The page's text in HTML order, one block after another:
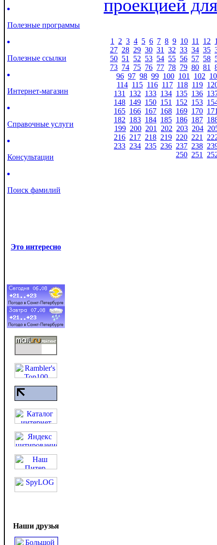
Полезные программы
Полезные ссылки
Интернет-магазин
Справочные услуги
Консультации
Поиск фамилий
Это интересно
Наши друзья
проекцией
1 2 3 4 5 6 7 8 9 10 11 12
27 28 29 30 31 32 33 34 35
50 51 52 53 54 55 56 57 58
73 74 75 76 77 78 79 80 81
96 97 98 99 100 101 102
114 115 116 117 118 119
131 132 133 134 135 136
148 149 150 151 152 153
165 166 167 168 169 170
182 183 184 185 186 187
199 200 201 202 203 204
216 217 218 219 220 221
233 234 235 236 237 238
250 251